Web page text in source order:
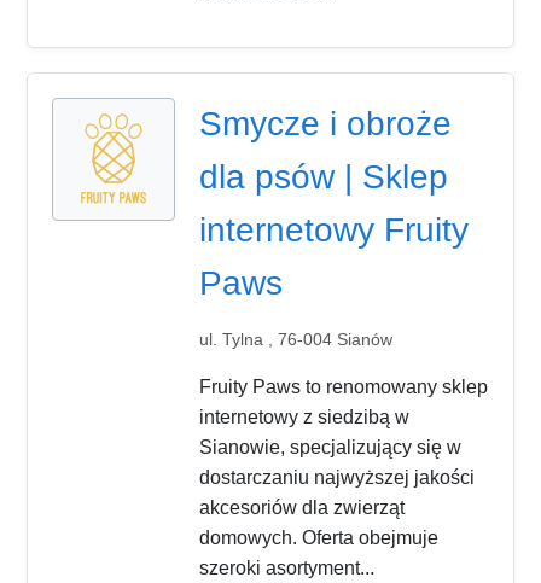
Smycze i obroże
dla psów | Sklep
internetowy Fruity
Paws
ul. Tylna , 76-004 Sianów
Fruity Paws to renomowany sklep
internetowy z siedzibą w
Sianowie, specjalizujący się w
dostarczaniu najwyższej jakości
akcesoriów dla zwierząt
domowych. Oferta obejmuje
szeroki asortyment...